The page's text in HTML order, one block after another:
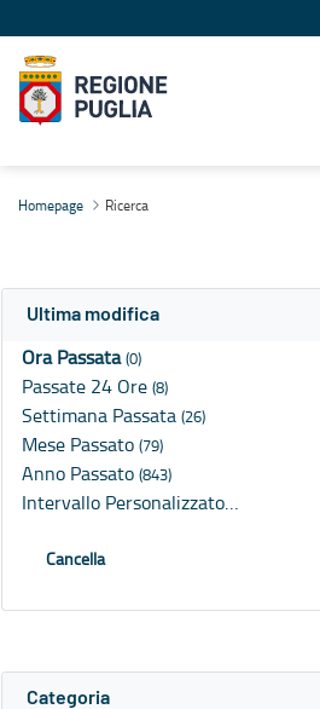
Homepage Ricerca
Ultima modifica
Ora Passata(0)
Passate 24 Ore (8)
Settimana Passata (26)
Mese Passato (79)
Anno Passato (843)
Intervallo Personalizzato…
Cancella
Categoria